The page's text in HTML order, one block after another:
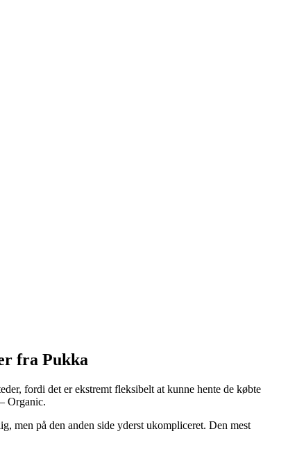
fra Pukka
fordi det er ekstremt fleksibelt at kunne hente de købte
Organic.
men på den anden side yderst ukompliceret. Den mest